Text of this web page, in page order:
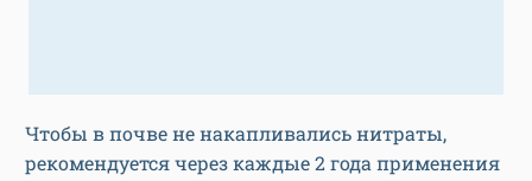
Чтобы в почве не накапливались нитраты,
рекомендуется через каждые 2 года применения